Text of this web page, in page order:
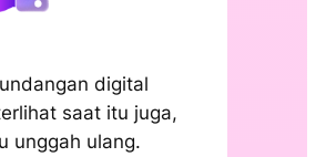
digital
saat itu juga,
unggah ulang.